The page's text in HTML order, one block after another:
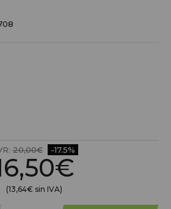
20,00€ -17.5%
(13,64€ sin IVA)